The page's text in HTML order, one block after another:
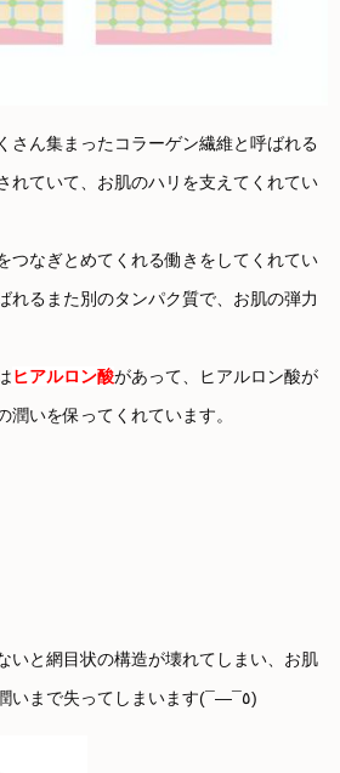
さん集まったコラーゲン繊維と呼ばれる
れていて、お肌のハリを支えてくれてい
つなぎとめてくれる働きをしてくれてい
れるまた別のタンパク質で、お肌の弾力
ヒアルロン酸があって、ヒアルロン酸が
いを保ってくれています。
いと網目状の構造が壊れてしまい、お肌
のハリ、弾力だけでなく潤いまで失ってしまいます(¯―¯٥)